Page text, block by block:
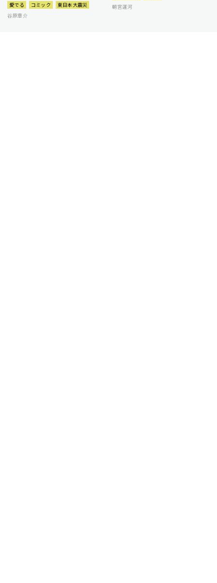
愛でる コミック
東日本大震災
谷原章介
朝宮運河